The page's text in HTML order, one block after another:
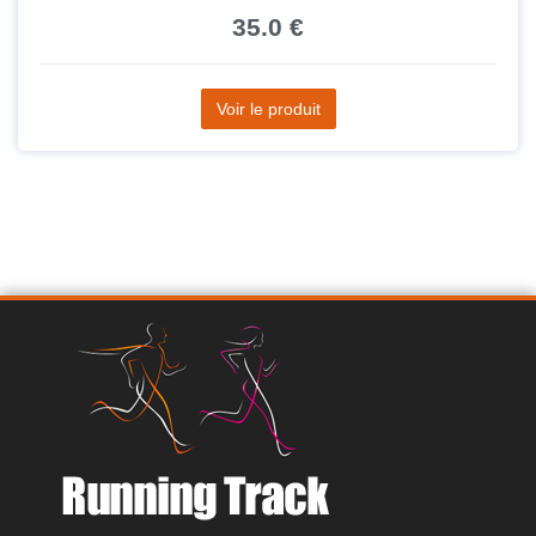
35.0 €
Voir le produit